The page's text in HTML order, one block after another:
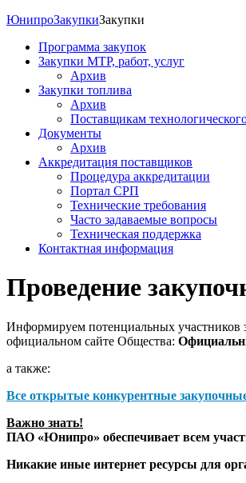
ЮнипроЗакупкиЗакупки
Программа закупок
Закупки МТР, работ, услуг
Архив
Закупки топлива
Архив
Поставщикам
Документы
Архив
Аккредитация поставщиков
Процедура аккредитации
Портал СРП
Технические требования
Часто задаваемые вопросы
Техническая поддержка
Контактная информация
Проведение
Информируем потенциальных
официальном сайте Общества:
а также:
Все открытые конкурентные
Важно знать!
ПАО «Юнипро» обеспечивает всем
Никакие иные интернет ресурсы для